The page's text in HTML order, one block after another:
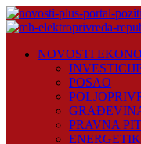
Skip
to
Plus
NOVOSTI
POSAO
PRAVNA